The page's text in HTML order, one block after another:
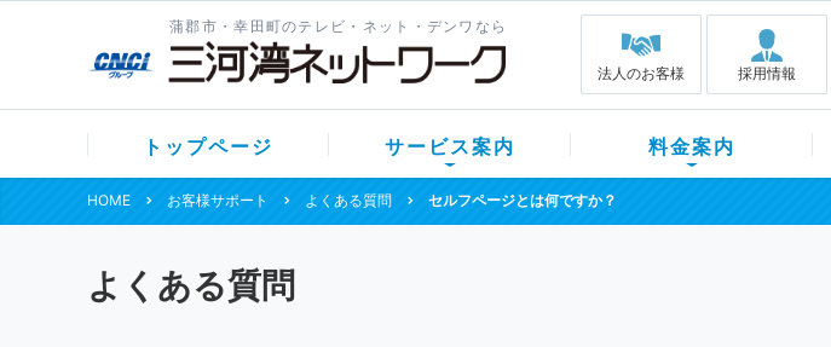
蒲郡市・幸田町のテレビ・ネット・デンワなら
法人のお客様 採用情報
トップページ サービス案内 料金案内
HOME お客様サポート よくある質問 セルフページとは何ですか？
よくある質問